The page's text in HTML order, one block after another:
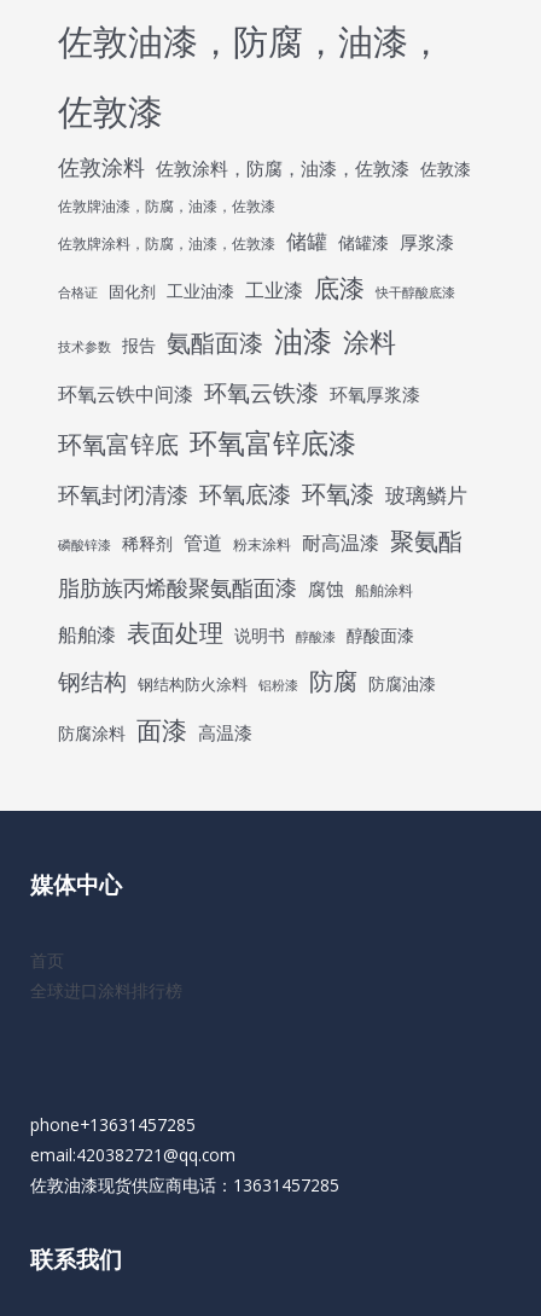
佐敦油漆，防腐，油漆，
佐敦漆
佐敦涂料 佐敦涂料，防腐，油漆，佐敦漆 佐敦漆
佐敦牌油漆，防腐，油漆，佐敦漆
佐敦牌涂料，防腐，油漆，佐敦漆 储罐 储罐漆 厚浆漆
合格证 固化剂 工业油漆 工业漆 底漆 快干醇酸底漆
技术参数 报告 氨酯面漆 油漆 涂料
环氧云铁中间漆 环氧云铁漆 环氧厚浆漆
环氧富锌底 环氧富锌底漆
环氧封闭清漆 环氧底漆 环氧漆 玻璃鳞片
磷酸锌漆 稀释剂 管道 粉末涂料 耐高温漆 聚氨酯
脂肪族丙烯酸聚氨酯面漆 腐蚀 船舶涂料
船舶漆 表面处理 说明书 醇酸漆 醇酸面漆
钢结构 钢结构防火涂料 铝粉漆 防腐 防腐油漆
防腐涂料 面漆 高温漆
媒体中心
首页
全球进口涂料排行榜
phone+13631457285
email:420382721@qq.com
佐敦油漆现货供应商电话：13631457285
联系我们